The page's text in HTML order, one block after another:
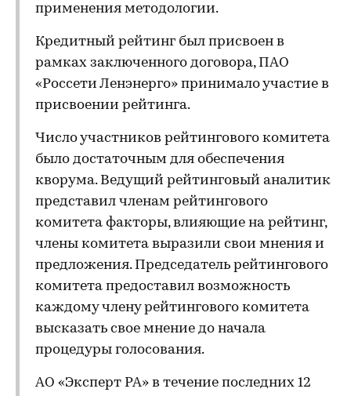
применения методологии.
Кредитный рейтинг был присвоен в
рамках заключенного договора, ПАО
«Россети Ленэнерго» принимало участие в
присвоении рейтинга.
Число участников рейтингового комитета
было достаточным для обеспечения
кворума. Ведущий рейтинговый аналитик
представил членам рейтингового
комитета факторы, влияющие на рейтинг,
члены комитета выразили свои мнения и
предложения. Председатель рейтингового
комитета предоставил возможность
каждому члену рейтингового комитета
высказать свое мнение до начала
процедуры голосования.
АО «Эксперт РА» в течение последних 12